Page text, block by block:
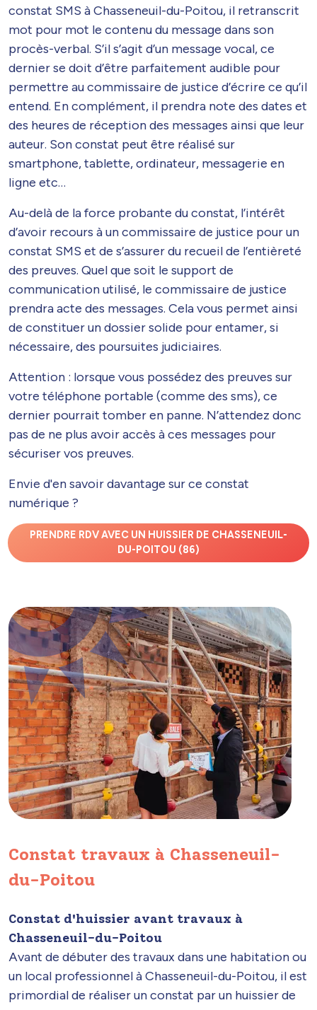
constat SMS à Chasseneuil-du-Poitou, il retranscrit
mot pour mot le contenu du message dans son
procès-verbal. S’il s’agit d’un message vocal, ce
dernier se doit d’être parfaitement audible pour
permettre au commissaire de justice d’écrire ce qu’il
entend. En complément, il prendra note des dates et
des heures de réception des messages ainsi que leur
auteur. Son constat peut être réalisé sur
smartphone, tablette, ordinateur, messagerie en
ligne etc…
Au-delà de la force probante du constat, l’intérêt
d’avoir recours à un commissaire de justice pour un
constat SMS et de s’assurer du recueil de l’entièreté
des preuves. Quel que soit le support de
communication utilisé, le commissaire de justice
prendra acte des messages. Cela vous permet ainsi
de constituer un dossier solide pour entamer, si
nécessaire, des poursuites judiciaires.
Attention : lorsque vous possédez des preuves sur
votre téléphone portable (comme des sms), ce
dernier pourrait tomber en panne. N’attendez donc
pas de ne plus avoir accès à ces messages pour
sécuriser vos preuves.
Envie d'en savoir davantage sur ce constat
numérique ?
PRENDRE RDV AVEC UN HUISSIER DE CHASSENEUIL-
DU-POITOU (86)
Constat travaux à Chasseneuil-
du-Poitou
Constat d'huissier avant travaux à
Chasseneuil-du-Poitou
Avant de débuter des travaux dans une habitation ou
un local professionnel à Chasseneuil-du-Poitou, il est
primordial de réaliser un constat par un huissier de